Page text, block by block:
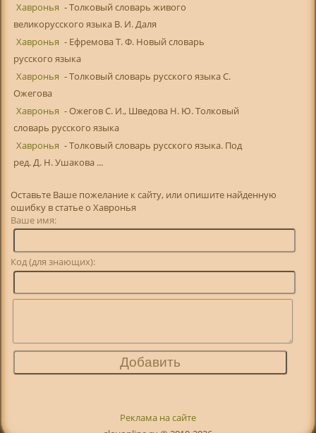
Хавронья - Толковый словарь живого
великорусского языка В. И. Даля
Хавронья - Ефремова Т. Ф. Новый словарь
русского языка
Хавронья - Толковый словарь русского языка С.
Ожегова
Хавронья - Ожегов С. И., Шведова Н. Ю. Толковый
словарь русского языка
Хавронья - Толковый словарь русского языка. Под
ред. Д. Н. Ушакова ...
Оставьте Ваше пожелание к сайту, или опишите найденную
ошибку в статье о Хавронья
Ваше имя:
Код (для знающих):
Реклама на сайте